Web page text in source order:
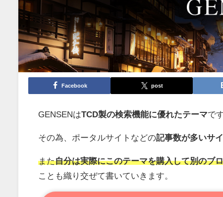
Facebook post
GENSENはTCD製の検索機能に優れたテーマで
その為、ポータルサイトなどの記事数が多いサ
また自分は実際にこのテーマを購入して別のブ
ことも織り交ぜて書いていきます。